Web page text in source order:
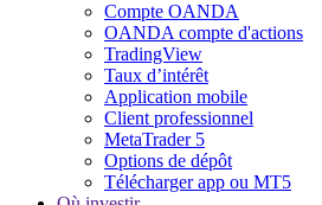
Compte OANDA
OANDA compte d'actions
TradingView
Taux d’intérêt
Application mobile
Client professionnel
MetaTrader 5
Options de dépôt
Télécharger app ou MT5